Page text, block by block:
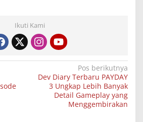
Ikuti Kami
Pos berikutnya
Dev Diary Terbaru PAYDAY
3 Ungkap Lebih Banyak
Detail Gameplay yang
Menggembirakan